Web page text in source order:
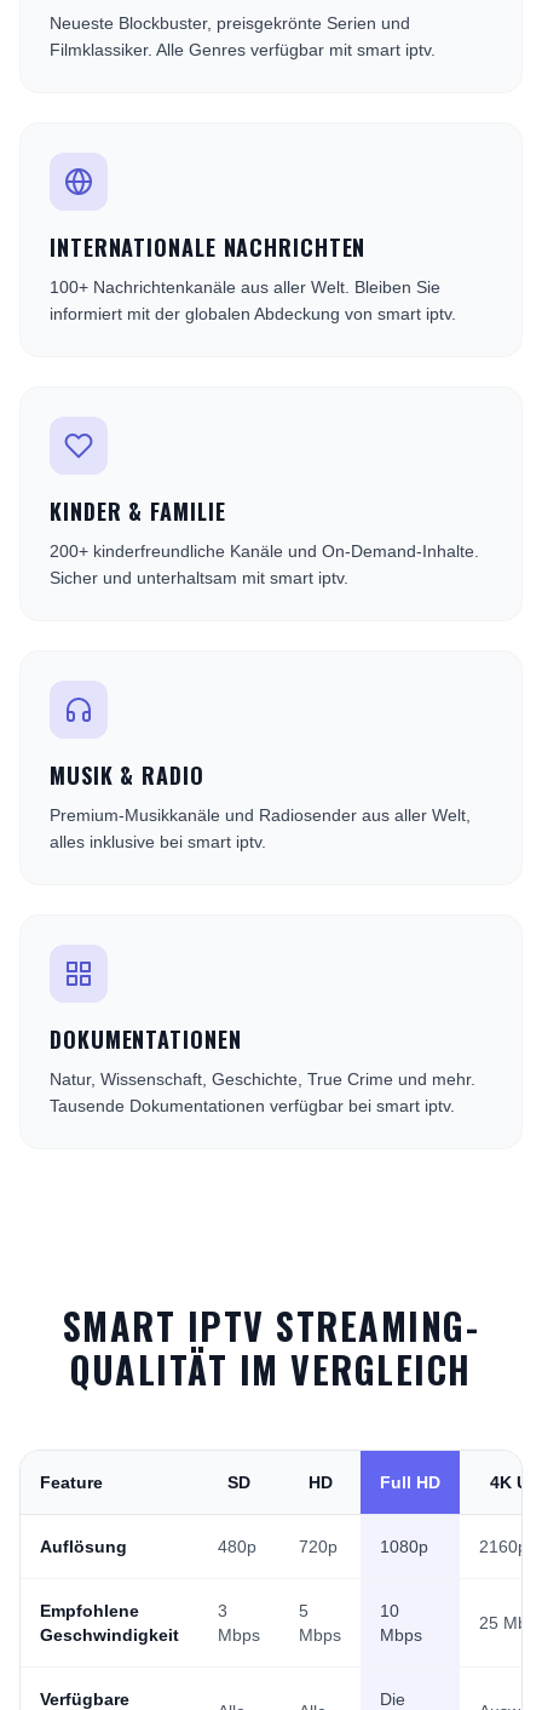
Neueste Blockbuster, preisgekrönte Serien und
Filmklassiker. Alle Genres verfügbar mit smart iptv.
INTERNATIONALE NACHRICHTEN
100+ Nachrichtenkanäle aus aller Welt. Bleiben Sie
informiert mit der globalen Abdeckung von smart iptv.
KINDER & FAMILIE
200+ kinderfreundliche Kanäle und On-Demand-Inhalte.
Sicher und unterhaltsam mit smart iptv.
MUSIK & RADIO
Premium-Musikkanäle und Radiosender aus aller Welt,
alles inklusive bei smart iptv.
DOKUMENTATIONEN
Natur, Wissenschaft, Geschichte, True Crime und mehr.
Tausende Dokumentationen verfügbar bei smart iptv.
SMART IPTV STREAMING-
QUALITÄT IM VERGLEICH
Feature SD HD Full HD 4K
Auflösung 480p 720p 1080p 2160p
Empfohlene
Geschwindigkeit
3
Mbps
5
Mbps
10
Mbps
25
Verfügbare Die